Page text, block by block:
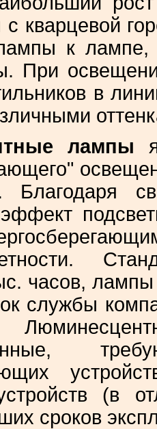
кварцевой
к
При
в
лампы
часов,
службы
(в
сроков